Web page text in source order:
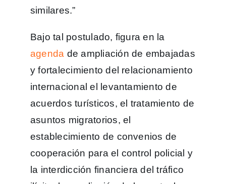
similares.”
Bajo tal postulado, figura en la
agenda de ampliación de embajadas
y fortalecimiento del relacionamiento
internacional el levantamiento de
acuerdos turísticos, el tratamiento de
asuntos migratorios, el
establecimiento de convenios de
cooperación para el control policial y
la interdicción financiera del tráfico